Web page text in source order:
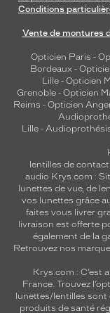
Conditions
Vente de montures
Opticien Paris -
Bordeaux-
Lille - Opticien
Grenoble - Opticien
Reims - Opticien
Lille-
lentilles de contact
audio Krys.com :
lunettes de vue, de
vos lunettes grâce
faites vous livrer
livraison est offerte
également de la
Retrouvez nos
Krys.com : C’est
France. Trouvez
lunettes/lentilles
produits de santé